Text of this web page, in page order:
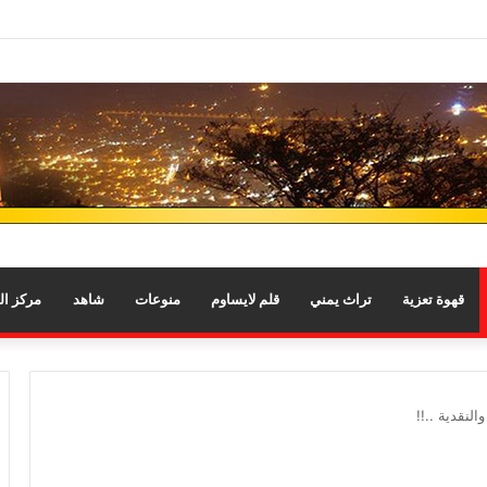
قهوة تعزية تراث يمني قلم لايساوم منوعات شاهد مركز
..!!